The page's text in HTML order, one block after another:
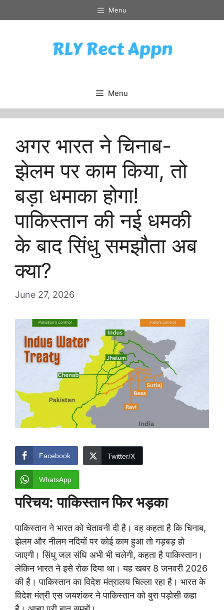
to
Menu
Menu
अगर भारत ने चिनाब-
झेलम पर काम किया, तो
बड़ा धमाका होगा!
पाकिस्तान की नई धमकी
के बाद सिंधु समझौता अब
क्या?
June 27, 2026
Facebook Twitter/X
WhatsApp
परिचय: पाकिस्तान फिर भड़का
पाकिस्तान ने भारत को चेतावनी दी है। वह कहता है कि चिनाब,
झेलम और नीलम नदियों पर कोई काम हुआ तो गड़बड़ हो
जाएगी। सिंधु जल संधि अभी भी चलेगी, कहता है पाकिस्तान।
लेकिन भारत ने इसे रोक दिया था। यह खबर 8 जनवरी 2026
की है। पाकिस्तान का विदेश मंत्रालय चिल्ला रहा है। भारत के
विदेश मंत्री एस जयशंकर ने पाकिस्तान को बुरा पड़ोसी कहा